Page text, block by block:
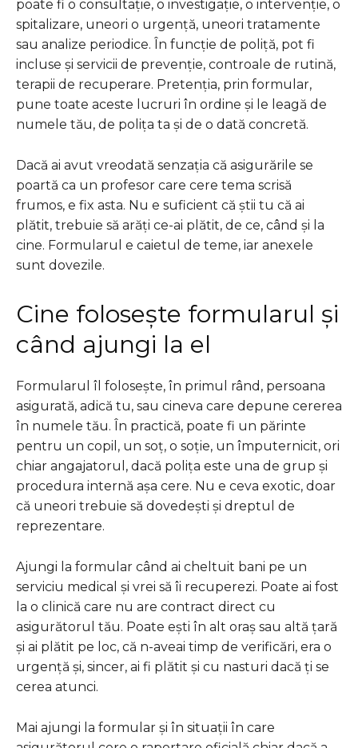
poate fi o consultație, o investigație, o intervenție, o
spitalizare, uneori o urgență, uneori tratamente
sau analize periodice. În funcție de poliță, pot fi
incluse și servicii de prevenție, controale de rutină,
terapii de recuperare. Pretenția, prin formular,
pune toate aceste lucruri în ordine și le leagă de
numele tău, de polița ta și de o dată concretă.
Dacă ai avut vreodată senzația că asigurările se
poartă ca un profesor care cere tema scrisă
frumos, e fix asta. Nu e suficient că știi tu că ai
plătit, trebuie să arăți ce-ai plătit, de ce, când și la
cine. Formularul e caietul de teme, iar anexele
sunt dovezile.
Cine folosește formularul și
când ajungi la el
Formularul îl folosește, în primul rând, persoana
asigurată, adică tu, sau cineva care depune cererea
în numele tău. În practică, poate fi un părinte
pentru un copil, un soț, o soție, un împuternicit, ori
chiar angajatorul, dacă polița este una de grup și
procedura internă așa cere. Nu e ceva exotic, doar
că uneori trebuie să dovedești și dreptul de
reprezentare.
Ajungi la formular când ai cheltuit bani pe un
serviciu medical și vrei să îi recuperezi. Poate ai fost
la o clinică care nu are contract direct cu
asigurătorul tău. Poate ești în alt oraș sau altă țară
și ai plătit pe loc, că n-aveai timp de verificări, era o
urgență și, sincer, ai fi plătit și cu nasturi dacă ți se
cerea atunci.
Mai ajungi la formular și în situații în care